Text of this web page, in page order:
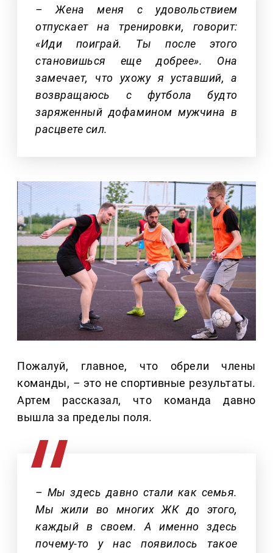
– Жена меня с удовольствием
отпускает на тренировки, говорит:
«Иди поиграй. Ты после этого
становишься еще добрее». Она
замечает, что ухожу я уставший, а
возвращаюсь с футбола будто
заряженный дофамином мужчина в
расцвете сил.
Пожалуй, главное, что обрели члены
команды, – это не спортивные результаты.
Артем рассказал, что команда давно
вышла за пределы поля.
– Мы здесь давно стали как семья.
Мы жили во многих ЖК до этого,
каждый в своем. А именно здесь
почему-то у нас появилось такое